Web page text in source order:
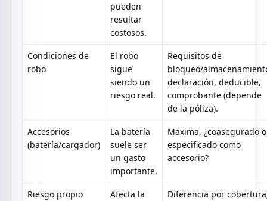
pueden
resultar
costosos.
Condiciones de
robo
El robo
sigue
siendo un
riesgo real.
Requisitos de
bloqueo/
declaración, deducible,
comprobante (depende
de la póliza).
Accesorios
(batería/cargador)
La batería
suele ser
un gasto
importante.
Maxima, ¿coasegurado o
especificado como
accesorio?
Riesgo propio
Afecta la
Diferencia por